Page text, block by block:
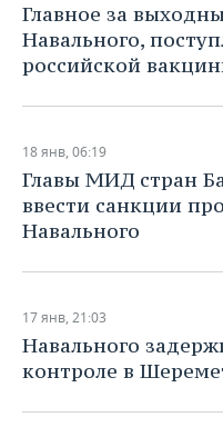
Главное за
Навального,
российской
18 янв, 06:19
Главы МИД стран
ввести санкции
Навального
17 янв, 21:03
Навального
контроле в